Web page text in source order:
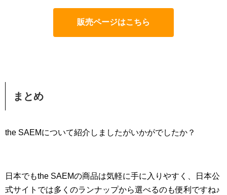
販売ページはこちら
まとめ
the SAEMについて紹介しましたがいかがでしたか？
日本でもthe SAEMの商品は気軽に手に入りやすく、日本公
式サイトでは多くのランナップから選べるのも便利ですね♪